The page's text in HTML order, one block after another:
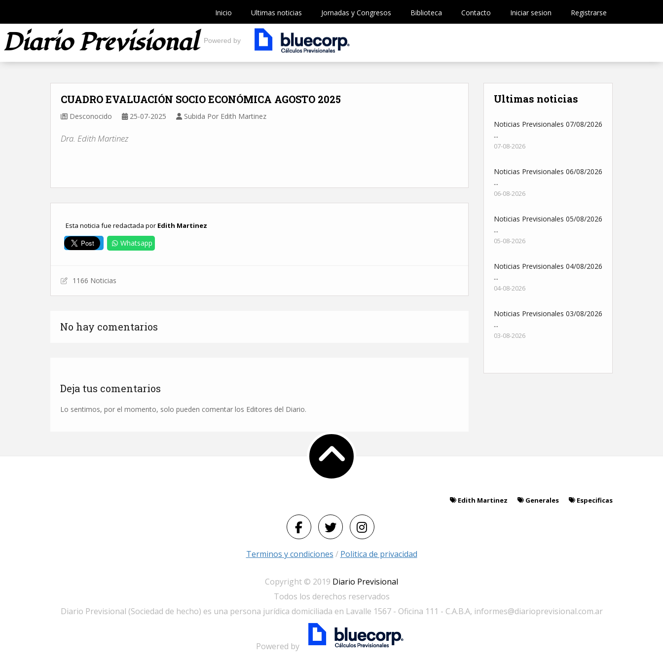
Inicio Ultimas noticias Jornadas y Congresos Biblioteca Contacto Iniciar sesion Registrarse
Diario Previsional Powered by
CUADRO EVALUACIÓN SOCIO ECONÓMICA AGOSTO 2025
Desconocido 25-07-2025 Subida Por Edith Martinez
Dra. Edith Martinez
Esta noticia fue redactada por Edith Martinez
Whatsapp
1166 Noticias
No hay comentarios
Deja tus comentarios
Lo sentimos, por el momento, solo pueden comentar los Editores del Diario.
Ultimas noticias
Noticias Previsionales 07/08/2026
...
07-08-2026
Noticias Previsionales 06/08/2026
...
06-08-2026
Noticias Previsionales 05/08/2026
...
05-08-2026
Noticias Previsionales 04/08/2026
...
04-08-2026
Noticias Previsionales 03/08/2026
...
03-08-2026
Especificas
Generales
Edith Martinez
Terminos y condiciones / Politica de privacidad
Copyright © 2019 Diario Previsional
Todos los derechos reservados
Diario Previsional (Sociedad de hecho) es una persona jurídica domiciliada en Lavalle 1567 - Oficina 111 - C.A.B.A, informes@diarioprevisional.com.ar
Powered by